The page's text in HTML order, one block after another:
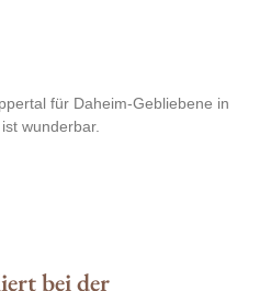
für Daheim-Gebliebene in
wunderbar.
bei der